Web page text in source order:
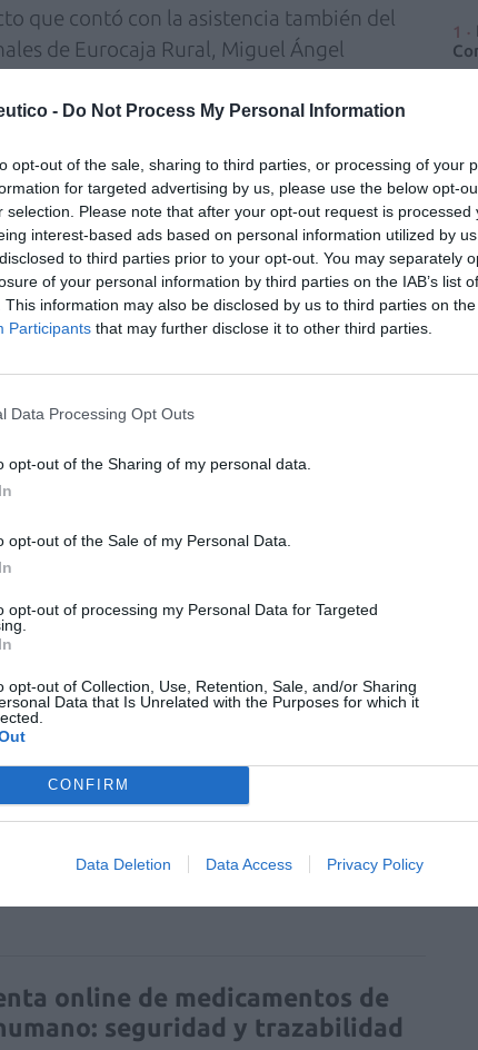
- Do Not Process My Personal Information
opt-out of the sale, sharing to third parties, or processing of your
for targeted advertising by us, please use the below opt-
selection. Please note that after your opt-out request is processed
interest-based ads based on personal information utilized by
to third parties prior to your opt-out. You may separately
of your personal information by third parties on the IAB’s list
This information may also be disclosed by us to third parties on the
Participants that may further disclose it to other third parties.
Data Processing Opt Outs
opt-out of the Sharing of my personal data.
opt-out of the Sale of my Personal Data.
opt-out of processing my Personal Data for Targeted
opt-out of Collection, Use, Retention, Sale, and/or Sharing
Data that Is Unrelated with the Purposes for which it
CONFIRM
Data Deletion Data Access Privacy Policy
que contó con la asistencia también del
de Eurocaja Rural, Miguel Ángel
del Colegio, Javier Jimeno, y de la
González.
beneficiarse del mismo los
del Colegio Oficial de
los empleados de dicho Colegio y de las
en el convenio, cuya vigencia alcanza lo
tesorera, inversión en activos fijos y de
financiación de circulante, leasing
informáticos para el desarrollo de la
etc.
incorpora un apartado relativo a la
médicas subvencionadas por el
(Sescam).
preferida de Google
de actualidad.
de Farmacéuticos de Toledo
online de medicamentos de
seguridad y trazabilidad